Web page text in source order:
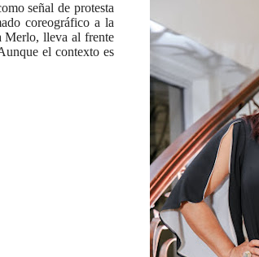
señal de protesta
coreográfico a la
Merlo, lleva al frente
el contexto es